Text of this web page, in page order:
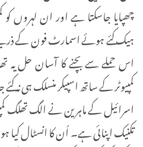
چھپایا جاسکتا ہے اور ان لہروں
ہیک کئے ہوئے اسمارٹ فون کے
اس حملے سے بچنے کا آسان حل یہ
کمپیوٹر کے ساتھ اسپیکر منسلک ہی نہ
اسرائیل کے ماہرین نے الگ تھلگ
تکنیک اپنائی ہے۔ اُن کا انسٹال کیا